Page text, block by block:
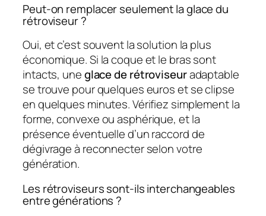
Peut-on remplacer seulement la glace du
rétroviseur ?
Oui, et c’est souvent la solution la plus
économique. Si la coque et le bras sont
intacts, uneglace de rétroviseuradaptable
se trouve pour quelques euros et se clipse
en quelques minutes. Vérifiez simplement la
forme, convexe ou asphérique, et la
présence éventuelle d’un raccord de
dégivrage à reconnecter selon votre
génération.
Les rétroviseurs sont-ils interchangeables
entre générations ?